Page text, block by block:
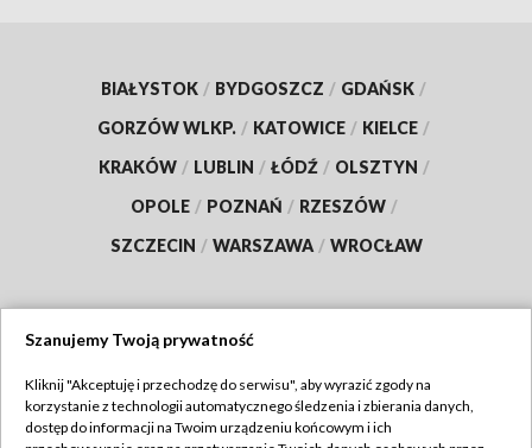
BIAŁYSTOK / BYDGOSZCZ / GDAŃSK /
GORZÓW WLKP. / KATOWICE / KIELCE /
KRAKÓW / LUBLIN / ŁÓDŹ / OLSZTYN /
OPOLE / POZNAŃ / RZESZÓW /
SZCZECIN / WARSZAWA / WROCŁAW
TVP
Szanujemy Twoją prywatność
Kliknij "Akceptuję i przechodzę do serwisu", aby wyrazić zgody na
korzystanie z technologii automatycznego śledzenia i zbierania danych,
dostęp do informacji na Twoim urządzeniu końcowym i ich